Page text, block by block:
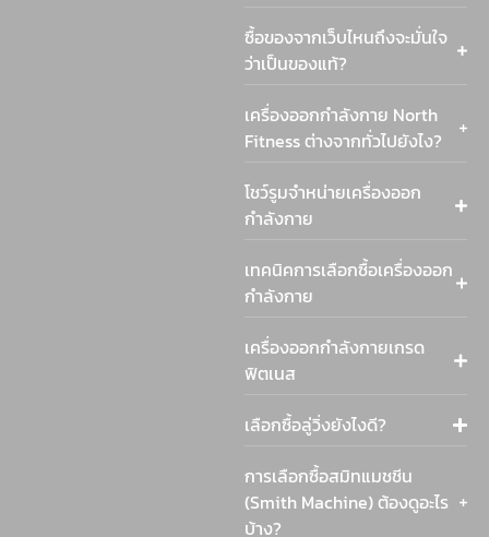
ซื้อของจากเว็บไหนถึงจะมั่นใจ
ว่าเป็นของแท้?
เครื่องออกกำลังกาย North
Fitness ต่างจากทั่วไปยังไง?
โชว์รูมจำหน่ายเครื่องออก
กำลังกาย
เทคนิคการเลือกซื้อเครื่องออก
กำลังกาย
เครื่องออกกำลังกายเกรด
ฟิตเนส
เลือกซื้อลู่วิ่งยังไงดี?
การเลือกซื้อสมิทแมชชีน
(Smith Machine) ต้องดูอะไร
บ้าง?